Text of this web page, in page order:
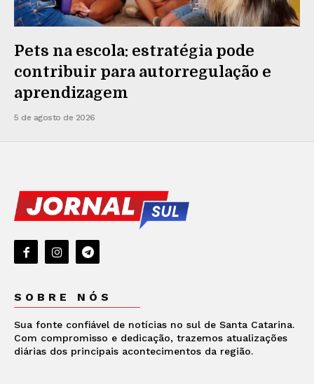
Pets na escola: estratégia pode
contribuir para autorregulação e
aprendizagem
5 de agosto de 2026
SOBRE NÓS
Sua fonte confiável de notícias no sul de Santa Catarina.
Com compromisso e dedicação, trazemos atualizações
diárias dos principais acontecimentos da região.